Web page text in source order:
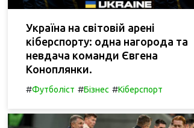
Україна на світовій арені
кіберспорту: одна нагорода та
невдача команди Євгена
Коноплянки.
#Футболіст #Бізнес #Кіберспорт